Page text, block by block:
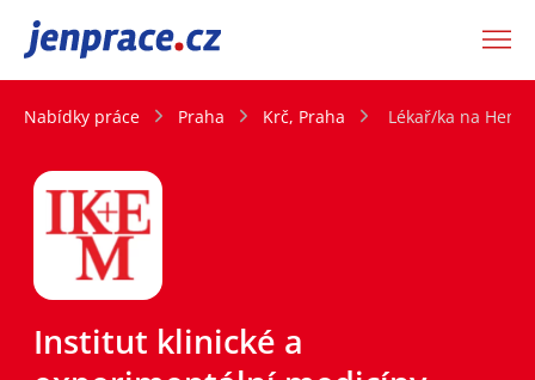
JenPráce.cz
Nabídky práce Praha Krč, Praha Lékař/ka na
Institut klinické a